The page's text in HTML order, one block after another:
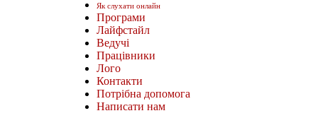
Як слухати онлайн
Програми
Лайфстайл
Ведучі
Працівники
Лого
Контакти
Потрібна допомога
Написати нам